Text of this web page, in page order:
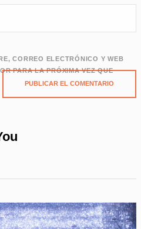
CORREO ELECTRÓNICO Y WEB
PARA LA PRÓXIMA VEZ QUE